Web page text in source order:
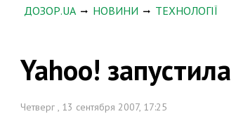
ДОЗОР.UA НОВИНИ ТЕХНОЛОГІЇ
Yahoo!
Четверг , 13 сентября 2007, 17:25